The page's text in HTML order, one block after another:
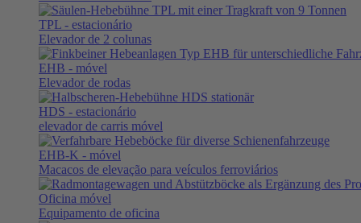
TPL - estacionário
Elevador de 2 colunas
EHB - móvel
Elevador de rodas
HDS - estacionário
elevador de carris móvel
EHB-K - móvel
Macacos de elevação para veículos ferroviários
Oficina móvel
Equipamento de oficina